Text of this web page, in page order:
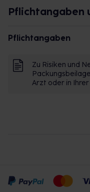
Pflichtangaben
Pflichtangaben
Zu Risiken und
Arzt oder in